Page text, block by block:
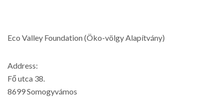
Eco Valley Foundation (Öko-völgy Alapítvány)
Address:
Fő utca 38.
8699 Somogyvámos